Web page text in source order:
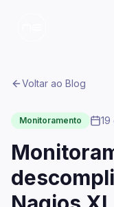
Voltar ao Blog
Monitoramento